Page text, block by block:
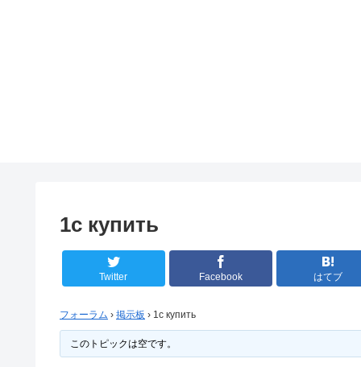
1с купить
Twitter Facebook はてブ
フォーラム › 掲示板 › 1с купить
このトピックは空です。